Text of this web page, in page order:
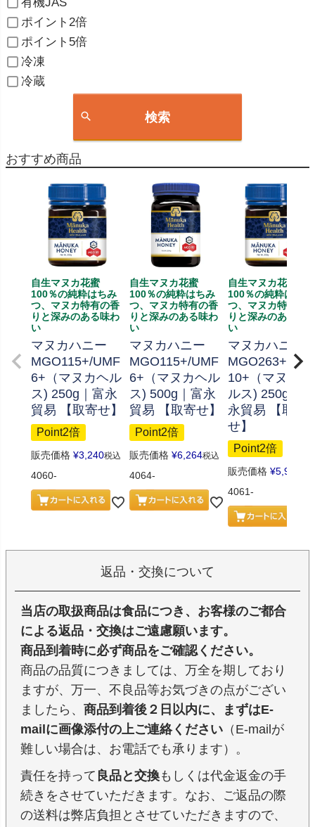
ポイント2倍
ポイント5倍
冷凍
冷蔵
検索
おすすめ商品
自生マヌカ花蜜
100％の純粋はちみ
つ、マヌカ特有の香
りと深みのある味わ
い
マヌカハニー
MGO115+/UMF
6+（マヌカヘル
ス) 250g｜富永
貿易 【取寄せ】
Point2倍
販売価格 ¥3,240税込
4060-
自生マヌカ花蜜
100％の純粋はちみ
つ、マヌカ特有の香
りと深みのある味わ
い
マヌカハニー
MGO115+/UMF
6+（マヌカヘル
ス) 500g｜富永
貿易 【取寄せ】
Point2倍
販売価格 ¥6,264税込
4064-
自生マヌカ花蜜
100％の純粋はちみ
つ、マヌカ特有の
りと深みのある味
い
マヌカハニー
MGO263+/
10+（マヌカヘ
ルス) 250g｜富
永貿易 【取寄
せ】
Point2倍
販売価格 ¥5,940
4061-
返品・交換について
当店の取扱商品は食品につき、お客様のご都合
による返品・交換はご遠慮願います。
商品到着時に必ず商品をご確認ください。
商品の品質につきましては、万全を期しており
ますが、万一、不良品等お気づきの点がござい
ましたら、 商品到着後２日以内に、まずはE-
mailに画像添付の上ご連絡ください （E-mailが
難しい場合は、お電話でも承ります）。
責任を持って 良品と交換もしくは代金返金の手
続きをさせていただきます。なお、ご返品の際
の送料は弊店負担とさせていただきますので、